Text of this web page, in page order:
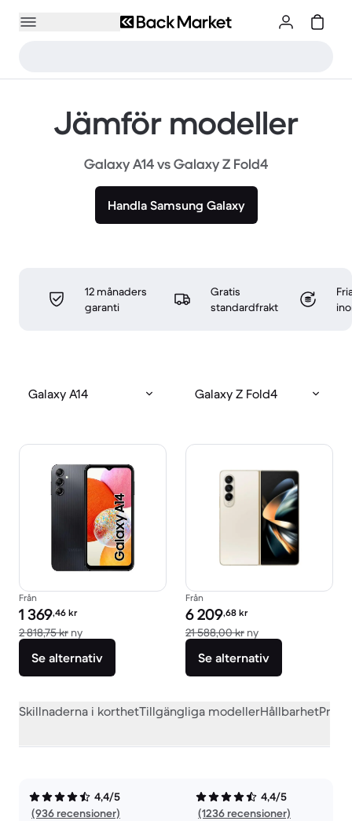
Jämför modeller
Galaxy A14 vs Galaxy Z Fold4
Handla Samsung Galaxy
12 månaders
garanti
Gratis
standardfrakt
Galaxy A14 Galaxy Z Fold4
Från
Pris för rekonditionerad produkt:
1 369,46 kr
2 818,75 kr nyJämfört med nypris 2 818,75 kr
Se alternativ
Från
Pris för rekonditionerad produkt:
6 209,68 kr
21 588,00 kr nyJämfört med
Se alternativ
Skillnaderna i korthetTillgängliga modellerHållbarhet
4,4/5
(936 recensioner)
4,4/5
(1236 recensioner)